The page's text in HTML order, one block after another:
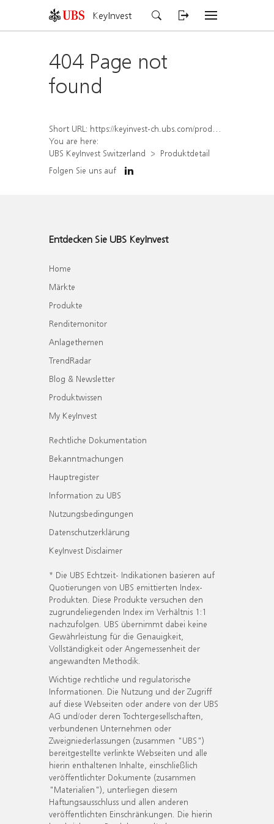
KeyInvest
404 Page not
found
Short URL: https://keyinvest-ch.ubs.com/produkt/detail/index/isin/CH1569454874
You are here:
UBS KeyInvest Switzerland
Produktdetail
Folgen Sie uns auf
Entdecken Sie UBS KeyInvest
Home
Märkte
Produkte
Renditemonitor
Anlagethemen
TrendRadar
Blog & Newsletter
Produktwissen
My KeyInvest
Rechtliche Dokumentation
Bekanntmachungen
Hauptregister
Information zu UBS
Nutzungsbedingungen
Datenschutzerklärung
KeyInvest Disclaimer
* Die UBS Echtzeit- Indikationen basieren auf
Quotierungen von UBS emittierten Index-
Produkten. Diese Produkte versuchen den
zugrundeliegenden Index im Verhältnis 1:1
nachzufolgen. UBS übernimmt dabei keine
Gewährleistung für die Genauigkeit,
Vollständigkeit oder Angemessenheit der
angewandten Methodik.
Wichtige rechtliche und regulatorische
Informationen. Die Nutzung und der Zugriff
auf diese Webseiten oder andere von der UBS
AG und/oder deren Tochtergesellschaften,
verbundenen Unternehmen oder
Zweigniederlassungen (zusammen "UBS")
bereitgestellte verlinkte Webseiten und alle
hierin enthaltenen Inhalte, einschließlich
veröffentlichter Dokumente (zusammen
"Materialien"), unterliegen diesem
Haftungsausschluss und allen anderen
veröffentlichten Einschränkungen. Die hierin